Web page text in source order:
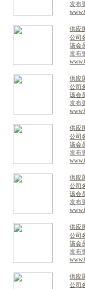
发布
供应
公司
该会
发布
供应
公司
该会
发布
供应
公司
该会
发布
供应
公司
该会
发布
供应
公司
该会
发布
供应
公司